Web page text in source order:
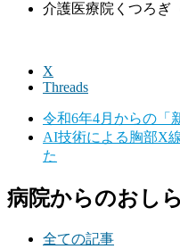
介護医療院くつろぎ
X
Threads
令和6年4月からの「
AI技術による胸部X
た
病院からのおし
全ての記事